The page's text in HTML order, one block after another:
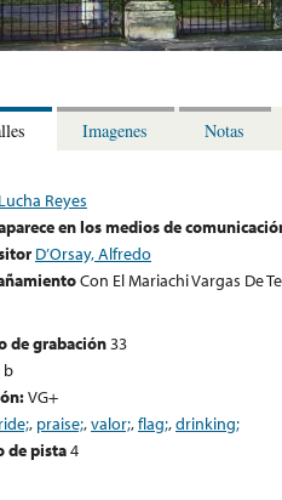
Imagenes Notas
Lucha Reyes
en los medios de
D’Orsay, Alfredo
Con El Mariachi Vargas De
de grabación33
b
VG+
, praise;,valor;,flag;,drinking;
de pista4